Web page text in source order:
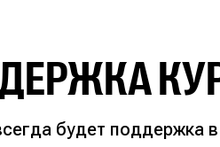
будет поддержка